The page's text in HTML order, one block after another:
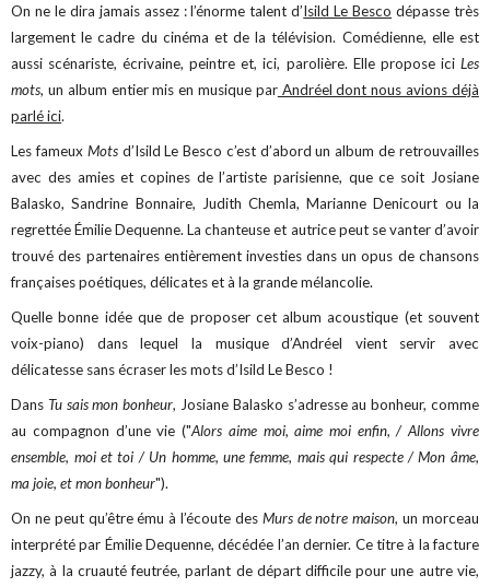
On ne le dira jamais assez : l’énorme talent d’Isild Le Besco dépasse très
largement le cadre du cinéma et de la télévision. Comédienne, elle est
aussi scénariste, écrivaine, peintre et, ici, parolière. Elle propose ici Les
mots, un album entier mis en musique parAndréel dont nous avions déjà
parlé ici.
Les fameux Motsd’Isild Le Besco c’est d’abord un album de retrouvailles
avec des amies et copines de l’artiste parisienne, que ce soit Josiane
Balasko, Sandrine Bonnaire, Judith Chemla, Marianne Denicourt ou la
regrettée Émilie Dequenne. La chanteuse et autrice peut se vanter d’avoir
trouvé des partenaires entièrement investies dans un opus de chansons
françaises poétiques, délicates et à la grande mélancolie.
Quelle bonne idée que de proposer cet album acoustique (et souvent
voix-piano) dans lequel la musique d’Andréel vient servir avec
délicatesse sans écraser les mots d’Isild Le Besco !
Dans Tu sais mon bonheur, Josiane Balasko s’adresse au bonheur, comme
au compagnon d’une vie ("Alors aime moi, aime moi enfin, / Allons vivre
ensemble, moi et toi / Un homme, une femme, mais qui respecte / Mon âme,
ma joie, et mon bonheur").
On ne peut qu’être ému à l’écoute des Murs de notre maison, un morceau
interprété par Émilie Dequenne, décédée l’an dernier. Ce titre à la facture
jazzy, à la cruauté feutrée, parlant de départ difficile pour une autre vie,